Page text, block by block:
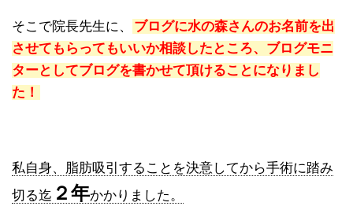
そこで院長先生に、
ブログに水の森さんのお名前を出
させてもらってもいいか相談したところ、ブログモニ
ターとしてブログを書かせて頂けることになりまし
た！
私自身、脂肪吸引することを決意してから手術に踏み
切る迄 ２年かかりました。